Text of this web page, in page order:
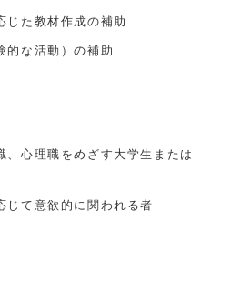
じた教材作成の補助
的な活動）の補助
、心理職をめざす大学生または
じて意欲的に関われる者